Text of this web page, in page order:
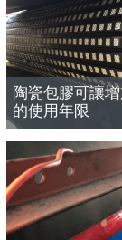
陶瓷包膠可讓
的使用年限